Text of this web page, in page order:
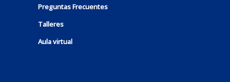
Preguntas Frecuentes
Talleres
Aula virtual